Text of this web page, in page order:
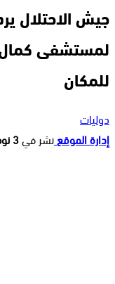
جيش الاحتلال
لمستشفى
للمكان
دوليات
إدارة الموقعنشر في3 نوفمبر 2024 الساعة 22 و 00 دقيقة